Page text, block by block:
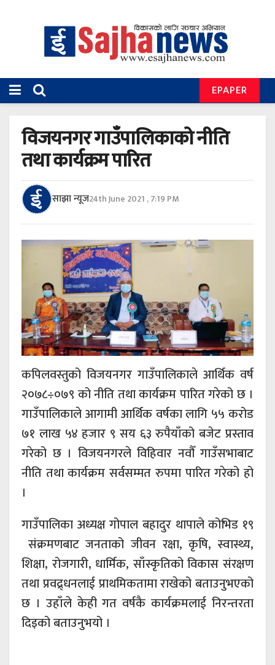
EPAPER
विजयनगर गाउँपालिकाको नीति
तथा कार्यक्रम पारित
साझा न्यूज24th June 2021 , 7:19 PM
कपिलवस्तुको विजयनगर गाउँपालिकाले आर्थिक वर्ष
२०७८÷०७९ को नीति तथा कार्यक्रम पारित गरेको छ ।
गाउँपालिकाले आगामी आर्थिक वर्षका लागि ५५ करोड
७१ लाख ५४ हजार ९ सय ६३ रुपैयाँको बजेट प्रस्ताव
गरेको छ । विजयनगरले विहिवार नवौँ गाउँसभाबाट
नीति तथा कार्यक्रम सर्वसम्मत रुपमा पारित गरेको हो
।
गाउँपालिका अध्यक्ष गोपाल बहादुर थापाले कोभिड १९
संक्रमणबाट जनताको जीवन रक्षा, कृषि, स्वास्थ्य,
शिक्षा, रोजगारी, धार्मिक, साँस्कृतिको विकास संरक्षण
तथा प्रवद्र्धनलाई प्राथमिकतामा राखेको बताउनुभएको
छ । उहाँले केही गत वर्षकै कार्यक्रमलाई निरन्तरता
दिइको बताउनुभयो ।